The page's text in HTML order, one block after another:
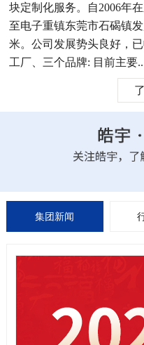
块定制化服务。自2006年
至电子重镇东莞市石碣镇
米。公司发展势头良好，
工厂、三个品牌: 目前主要
集团新闻